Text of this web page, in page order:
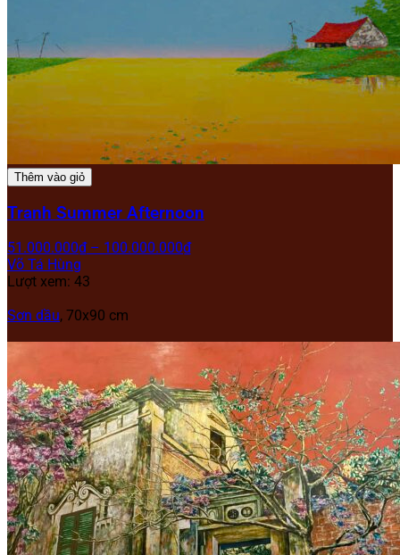
Thêm vào giỏ
Tranh Summer Afternoon
51.000.000₫ – 100.000.000₫
Võ Tá Hùng
Lượt xem: 43
Sơn dầu, 70x90 cm